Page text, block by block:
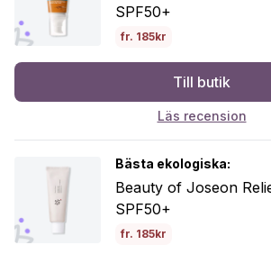
SPF50+
fr. 185kr
Till butik
Läs recension
Bästa ekologiska:
Beauty of Joseon
SPF50+
fr. 185kr